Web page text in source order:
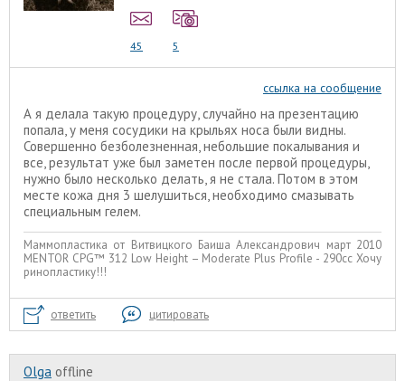
45 5
ссылка на сообщение
А я делала такую процедуру, случайно на презентацию
попала, у меня сосудики на крыльях носа были видны.
Совершенно безболезненная, небольшие покалывания и
все, результат уже был заметен после первой процедуры,
нужно было несколько делать, я не стала. Потом в этом
месте кожа дня 3 шелушиться, необходимо смазывать
специальным гелем.
Маммопластика от Витвицкого Баиша Александрович март 2010
МENTOR CPG™ 312 Low Height – Moderate Plus Profile - 290cc Хочу
ринопластику!!!
ответить цитировать
Olga offline